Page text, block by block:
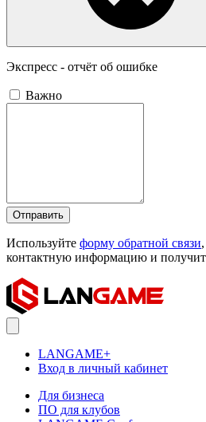
Экспресс - отчёт об ошибке
Важно
Отправить
Используйте форму обратной связи
контактную информацию и
LANGAME+
Вход в личный кабинет
Для бизнеса
ПО для клубов